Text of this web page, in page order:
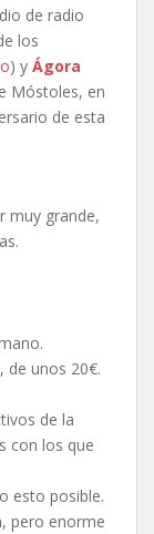
de radio
los
) y Ágora
Móstoles, en
de esta
muy grande,
de unos 20€.
de la
con los que
esto posible.
pero enorme